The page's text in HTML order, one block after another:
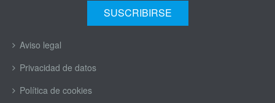
Aviso legal
Privacidad de datos
Política de cookies